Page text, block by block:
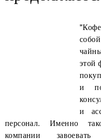
этой
и
и
персонал. Именно
компании